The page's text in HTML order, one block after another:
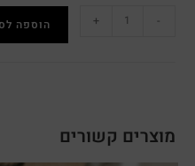
+ הוספה
מוצרים קשורים